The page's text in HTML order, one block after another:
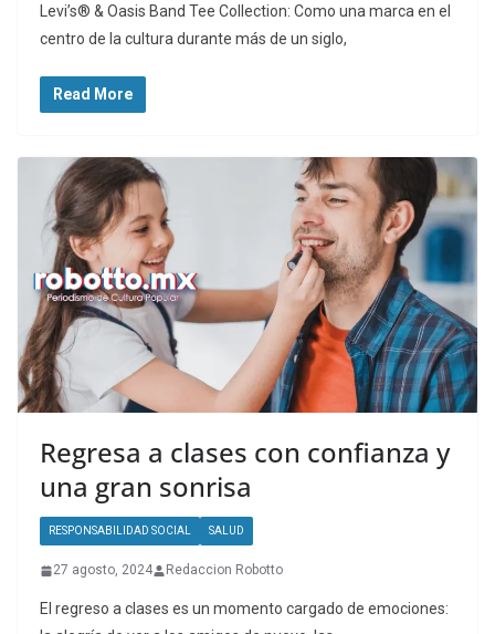
Levi’s® & Oasis Band Tee Collection: Como una marca en el
centro de la cultura durante más de un siglo,
Read More
Regresa a clases con confianza y
una gran sonrisa
RESPONSABILIDAD SOCIAL SALUD
27 agosto, 2024 Redaccion Robotto
El regreso a clases es un momento cargado de emociones: